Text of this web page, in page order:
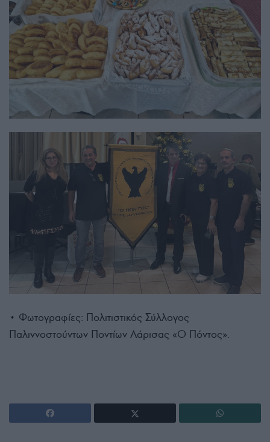
• Φωτογραφίες: Πολιτιστικός Σύλλογος
Παλιννοστούντων Ποντίων Λάρισας «Ο Πόντος».